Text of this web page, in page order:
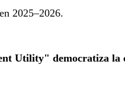
en 2025–2026.
Utility" democratiza la